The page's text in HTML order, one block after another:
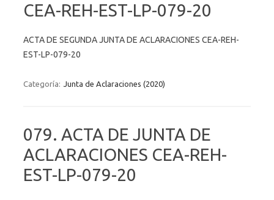
CEA-REH-EST-LP-079-20
ACTA DE SEGUNDA JUNTA DE ACLARACIONES CEA-REH-
EST-LP-079-20
Categoría: Junta de Aclaraciones (2020)
079. ACTA DE JUNTA DE
ACLARACIONES CEA-REH-
EST-LP-079-20